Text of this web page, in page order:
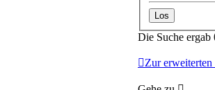
Die Suche ergab
Zur erweiterten